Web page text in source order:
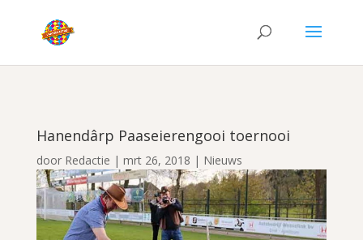
Hanendârp Paaseierengooi toernooi
door Redactie | mrt 26, 2018 | Nieuws